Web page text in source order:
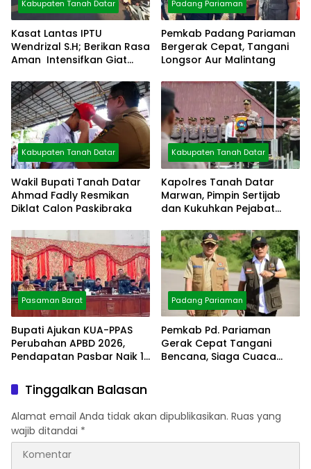
Kabupaten Tanah Datar
Kasat Lantas IPTU
Wendrizal S.H; Berikan Rasa
Aman Intensifkan Giat
Padang Pariaman
Pemkab Padang Pariaman
Bergerak Cepat, Tangani
Longsor Aur Malintang
Kabupaten Tanah Datar
Wakil Bupati Tanah Datar
Ahmad Fadly Resmikan
Diklat Calon Paskibraka
Kabupaten Tanah Datar
Kapolres Tanah Datar
Marwan, Pimpin Sertijab
dan Kukuhkan Pejabat
Pasaman Barat
Bupati Ajukan KUA-PPAS
Perubahan APBD 2026,
Pendapatan Pasbar Naik 15
Padang Pariaman
Pemkab Pd. Pariaman
Gerak Cepat Tangani
Bencana, Siaga Cuaca
Tinggalkan Balasan
Alamat email Anda tidak akan dipublikasikan. Ruas yang
wajib ditandai *